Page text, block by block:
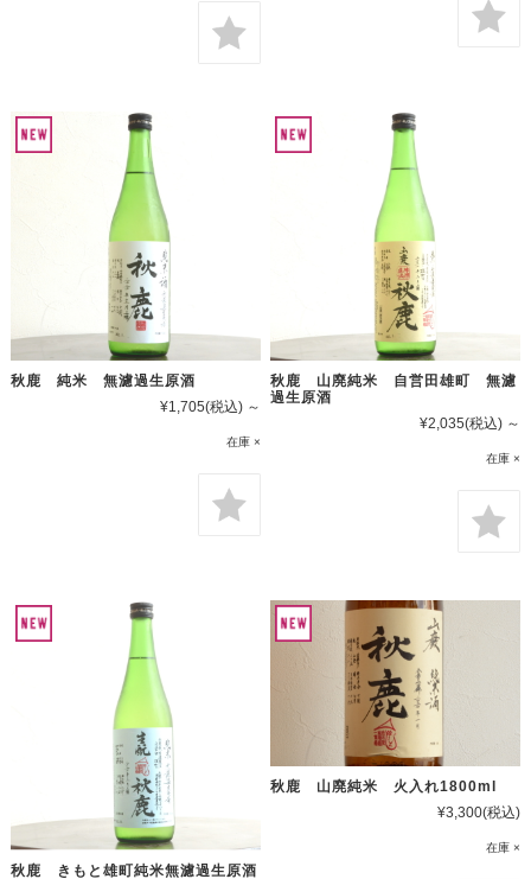
秋鹿 純米 無濾過生原酒
¥1,705(税込) ～
在庫 ×
秋鹿 山廃純米 自営田雄町 無濾
過生原酒
¥2,035(税込) ～
在庫 ×
秋鹿 きもと雄町純米無濾過生原酒
秋鹿 山廃純米 火入れ1800ml
¥3,300(税込)
在庫 ×